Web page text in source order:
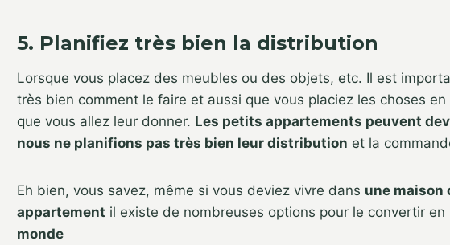
5. Planifiez très bien la distribution
Lorsque vous placez des meubles ou des objets, etc. Il est
très bien comment le faire et aussi que vous placiez les choses en
que vous allez leur donner. Les petits appartements peuvent
nous ne planifions pas très bien leur distribution et la
Eh bien, vous savez, même si vous deviez vivre dans une maison
appartement il existe de nombreuses options pour le convertir en
monde